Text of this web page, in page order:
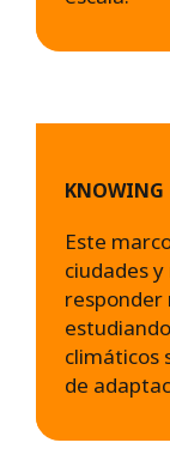
KNOWING
Este
ciudades
responder
climáticos
de